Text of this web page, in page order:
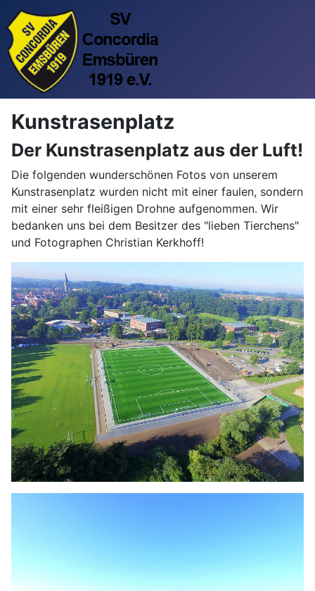
Kunstrasenplatz
Der Kunstrasenplatz aus der Luft!
Die folgenden wunderschönen Fotos von unserem
Kunstrasenplatz wurden nicht mit einer faulen, sondern
mit einer sehr fleißigen Drohne aufgenommen. Wir
bedanken uns bei dem Besitzer des "lieben Tierchens"
und Fotographen Christian Kerkhoff!